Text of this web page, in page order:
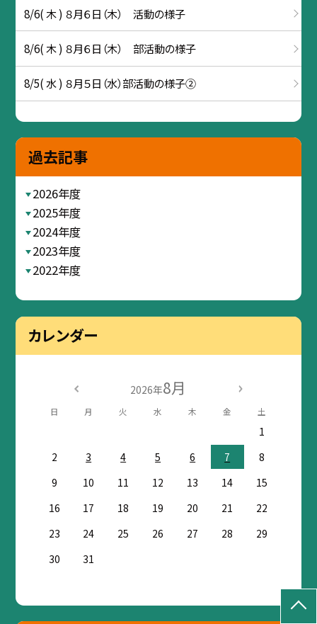
8/6( 木 ) ８月６日（木） 活動の様子
8/6( 木 ) ８月６日（木） 部活動の様子
8/5( 水 ) ８月５日（水）部活動の様子②
過去記事
2026年度
2025年度
2024年度
2023年度
2022年度
カレンダー
2026年8月
日 月 火 水 木 金 土
1
2
3 4 5 6 7
8
9
10 11 12 13 14
15
16
17 18 19 20 21
22
23
24 25 26 27 28
29
30
31